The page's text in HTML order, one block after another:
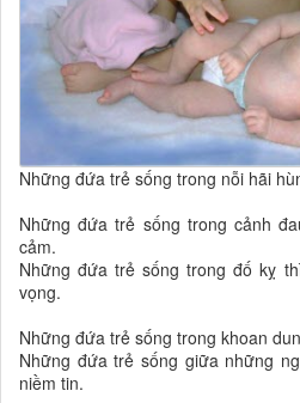
Những đứa trẻ sống trong nỗi hãi
Những đứa trẻ sống trong cảnh
cảm.
Những đứa trẻ sống trong đố kỵ
vọng.
Những đứa trẻ sống trong khoan
Những đứa trẻ sống giữa những
niềm tin.